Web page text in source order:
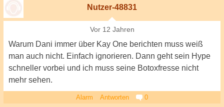
Nutzer-48831
Vor 12 Jahren
Warum Dani immer über Kay One berichten muss weiß
man auch nicht. Einfach ignorieren. Dann geht sein Hype
schneller vorbei und ich muss seine Botoxfresse nicht
mehr sehen.
Alarm Antworten 0